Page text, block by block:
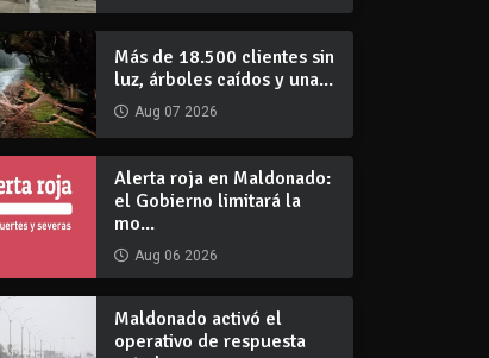
Más de 18.500 clientes sin
luz, árboles caídos y una...
Aug 07 2026
Alerta roja en Maldonado:
el Gobierno limitará la
mo...
Aug 06 2026
Maldonado activó el
operativo de respuesta